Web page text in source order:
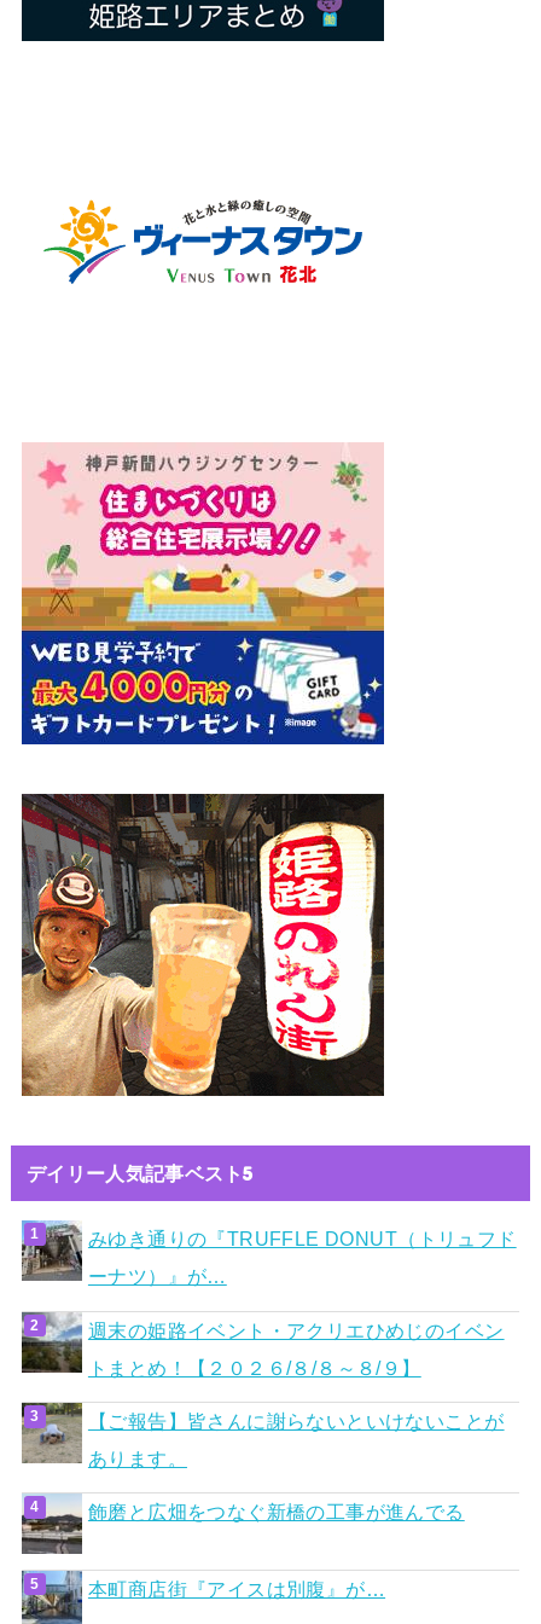
デイリー人気記事ベスト5
みゆき通りの『TRUFFLE DONUT（トリュフド
ーナツ）』が…
週末の姫路イベント・アクリエひめじのイベン
トまとめ！【２０２６/８/８～８/９】
【ご報告】皆さんに謝らないといけないことが
あります。
飾磨と広畑をつなぐ新橋の工事が進んでる
本町商店街『アイスは別腹』が…